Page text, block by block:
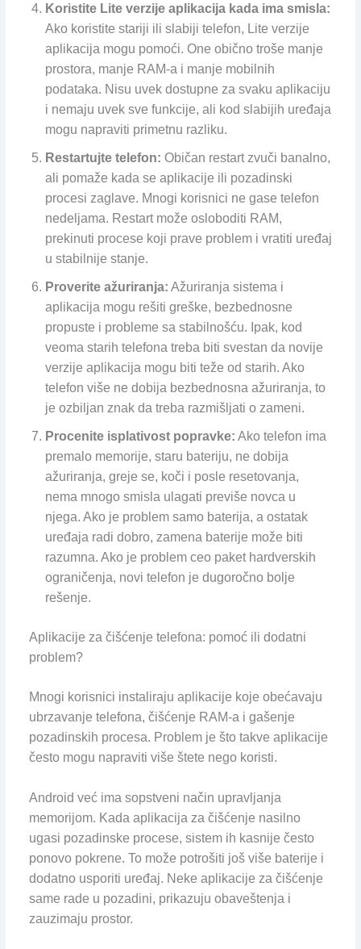
Koristite Lite verzije aplikacija kada ima smisla:
Ako koristite stariji ili slabiji telefon, Lite verzije
aplikacija mogu pomoći. One obično troše manje
prostora, manje RAM-a i manje mobilnih
podataka. Nisu uvek dostupne za svaku aplikaciju
i nemaju uvek sve funkcije, ali kod slabijih uređaja
mogu napraviti primetnu razliku.
Restartujte telefon: Običan restart zvuči banalno,
ali pomaže kada se aplikacije ili pozadinski
procesi zaglave. Mnogi korisnici ne gase telefon
nedeljama. Restart može osloboditi RAM,
prekinuti procese koji prave problem i vratiti uređaj
u stabilnije stanje.
Proverite ažuriranja: Ažuriranja sistema i
aplikacija mogu rešiti greške, bezbednosne
propuste i probleme sa stabilnošću. Ipak, kod
veoma starih telefona treba biti svestan da novije
verzije aplikacija mogu biti teže od starih. Ako
telefon više ne dobija bezbednosna ažuriranja, to
je ozbiljan znak da treba razmišljati o zameni.
Procenite isplativost popravke: Ako telefon ima
premalo memorije, staru bateriju, ne dobija
ažuriranja, greje se, koči i posle resetovanja,
nema mnogo smisla ulagati previše novca u
njega. Ako je problem samo baterija, a ostatak
uređaja radi dobro, zamena baterije može biti
razumna. Ako je problem ceo paket hardverskih
ograničenja, novi telefon je dugoročno bolje
rešenje.
Aplikacije za čišćenje telefona: pomoć ili dodatni
problem?
Mnogi korisnici instaliraju aplikacije koje obećavaju
ubrzavanje telefona, čišćenje RAM-a i gašenje
pozadinskih procesa. Problem je što takve aplikacije
često mogu napraviti više štete nego koristi.
Android već ima sopstveni način upravljanja
memorijom. Kada aplikacija za čišćenje nasilno
ugasi pozadinske procese, sistem ih kasnije često
ponovo pokrene. To može potrošiti još više baterije i
dodatno usporiti uređaj. Neke aplikacije za čišćenje
same rade u pozadini, prikazuju obaveštenja i
zauzimaju prostor.